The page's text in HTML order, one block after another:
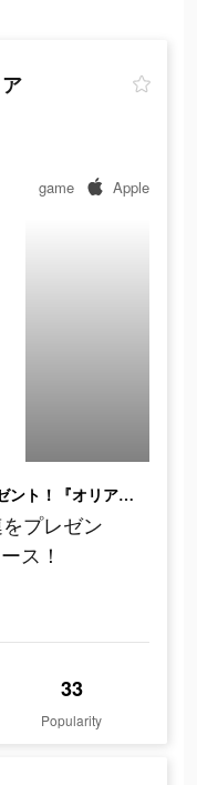
game Apple
今すぐプレイ、ガチャ30連をプレゼント！『オリアカ』正式リリース！
プレゼン
ス！
33
Popularity